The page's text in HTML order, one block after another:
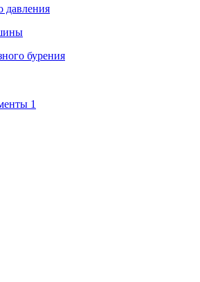
давления
бурения
1